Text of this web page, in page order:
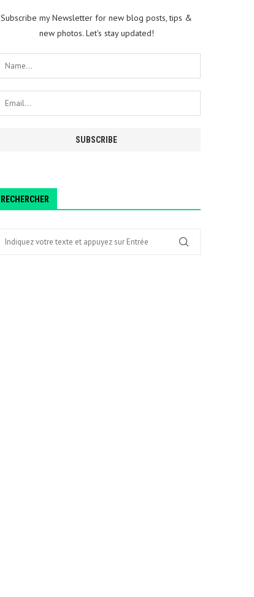
Subscribe my Newsletter for new blog posts, tips &
new photos. Let's stay updated!
RECHERCHER